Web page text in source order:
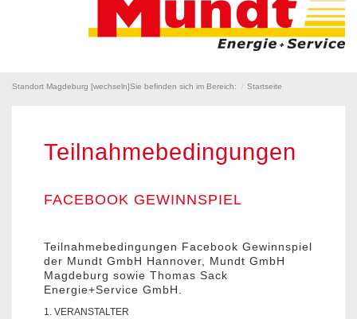
Standort Magdeburg [wechseln]Sie befinden sich im Bereich: Startseite
Teilnahmebedingungen
FACEBOOK GEWINNSPIEL
Teilnahmebedingungen Facebook Gewinnspiel
der Mundt GmbH Hannover, Mundt GmbH
Magdeburg sowie Thomas Sack
Energie+Service GmbH.
1. VERANSTALTER